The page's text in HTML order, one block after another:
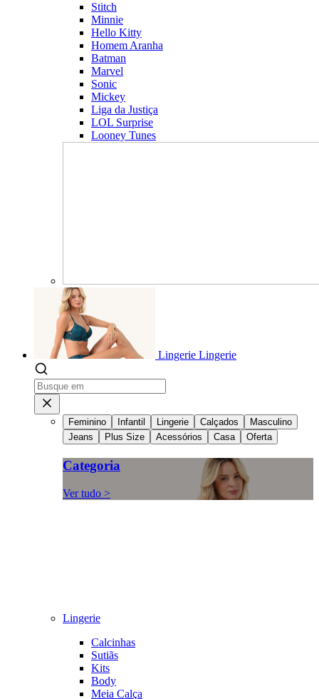
Stitch
Minnie
Hello Kitty
Homem Aranha
Batman
Marvel
Sonic
Mickey
Liga da Justiça
LOL Surprise
Looney Tunes
Lingerie Lingerie
Feminino Infantil Lingerie Calçados
Masculino
Jeans
Plus Size Acessórios Casa Oferta
Categoria
Ver tudo >
Lingerie
Calcinhas
Sutiãs
Kits
Body
Meia Calça